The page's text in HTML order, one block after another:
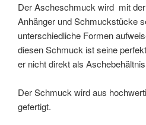
Der Ascheschmuck wird mit
Anhänger und Schmuckstücke
unterschiedliche Formen
diesen Schmuck ist seine
er nicht direkt als
Der Schmuck wird aus
gefertigt.